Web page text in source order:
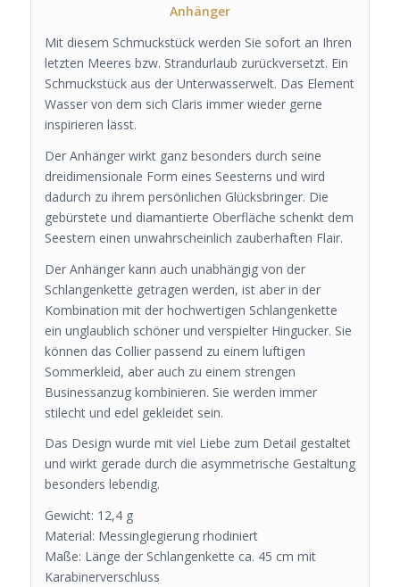
Anhänger
Mit diesem Schmuckstück werden Sie sofort an Ihren
letzten Meeres bzw. Strandurlaub zurückversetzt. Ein
Schmuckstück aus der Unterwasserwelt. Das Element
Wasser von dem sich Claris immer wieder gerne
inspirieren lässt.
Der Anhänger wirkt ganz besonders durch seine
dreidimensionale Form eines Seesterns und wird
dadurch zu ihrem persönlichen Glücksbringer. Die
gebürstete und diamantierte Oberfläche schenkt dem
Seestern einen unwahrscheinlich zauberhaften Flair.
Der Anhänger kann auch unabhängig von der
Schlangenkette getragen werden, ist aber in der
Kombination mit der hochwertigen Schlangenkette
ein unglaublich schöner und verspielter Hingucker. Sie
können das Collier passend zu einem luftigen
Sommerkleid, aber auch zu einem strengen
Businessanzug kombinieren. Sie werden immer
stilecht und edel gekleidet sein.
Das Design wurde mit viel Liebe zum Detail gestaltet
und wirkt gerade durch die asymmetrische Gestaltung
besonders lebendig.
Gewicht: 12,4 g
Material: Messinglegierung rhodiniert
Maße: Länge der Schlangenkette ca. 45 cm mit
Karabinerverschluss